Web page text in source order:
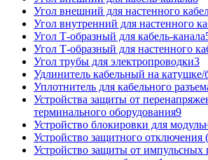
Угол внешний для настенного
Угол внутренний для настенного
Угол Т-образный для кабель-канала
Угол Т-образный для настенного
Угол трубы для электропроводки3
Удлинитель кабельный на катушке/
Уплотнитель для кабельного
Устройства защиты от
терминального оборудования9
Устройство блокировки для
Устройство защитного
Устройство защиты от импульсных